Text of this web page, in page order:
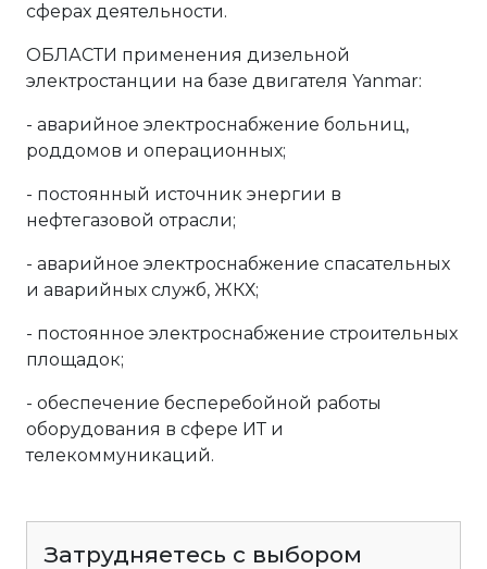
сферах деятельности.
ОБЛАСТИ применения дизельной
электростанции на базе двигателя Yanmar:
- аварийное электроснабжение больниц,
роддомов и операционных;
- постоянный источник энергии в
нефтегазовой отрасли;
- аварийное электроснабжение спасательных
и аварийных служб, ЖКХ;
- постоянное электроснабжение строительных
площадок;
- обеспечение бесперебойной работы
оборудования в сфере ИТ и
телекоммуникаций.
Затрудняетесь с выбором